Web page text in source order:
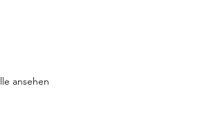
ansehen